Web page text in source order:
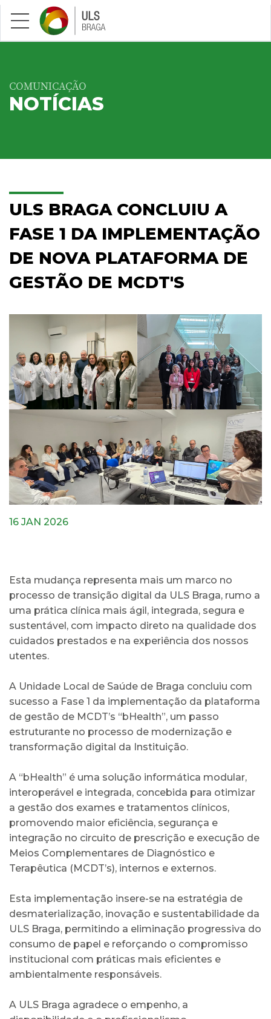
Saltar para conteúdo principal
COMUNICAÇÃO
NOTÍCIAS
ULS BRAGA CONCLUIU A
FASE 1 DA IMPLEMENTAÇÃO
DE NOVA PLATAFORMA DE
GESTÃO DE MCDT'S
16 JAN 2026
Esta mudança representa mais um marco no
processo de transição digital da ULS Braga, rumo a
uma prática clínica mais ágil, integrada, segura e
sustentável, com impacto direto na qualidade dos
cuidados prestados e na experiência dos nossos
utentes.
A Unidade Local de Saúde de Braga concluiu com
sucesso a Fase 1 da implementação da plataforma
de gestão de MCDT’s “bHealth”, um passo
estruturante no processo de modernização e
transformação digital da Instituição.
A “bHealth” é uma solução informática modular,
interoperável e integrada, concebida para otimizar
a gestão dos exames e tratamentos clínicos,
promovendo maior eficiência, segurança e
integração no circuito de prescrição e execução de
Meios Complementares de Diagnóstico e
Terapêutica (MCDT’s), internos e externos.
Esta implementação insere-se na estratégia de
desmaterialização, inovação e sustentabilidade da
ULS Braga, permitindo a eliminação progressiva do
consumo de papel e reforçando o compromisso
institucional com práticas mais eficientes e
ambientalmente responsáveis.
A ULS Braga agradece o empenho, a